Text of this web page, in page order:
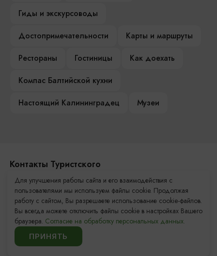
Гиды и экскурсоводы
Достопримечательности
Карты и маршруты
Рестораны
Гостиницы
Как доехать
Компас Балтийской кухни
Настоящий Калининградец
Музеи
Контакты Туристского
информационного центра
+7 (4012) 555-200
8 (800) 200-55-39
info@visit-kaliningrad.ru
Для улучшения работы сайта и его взаимодействия с
пользователями мы используем файлы cookie. Продолжая
работу с сайтом, Вы разрешаете использование cookie-файлов.
Вы всегда можете отключить файлы cookie в настройках Вашего
браузера. Согласие на обработку персональных данных.
ПРИНЯТЬ